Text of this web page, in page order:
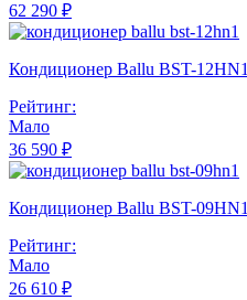
62 290 ₽
Кондиционер Ballu BST-12HN1
Рейтинг:
Мало
36 590 ₽
Кондиционер Ballu BST-09HN1
Рейтинг:
Мало
26 610 ₽